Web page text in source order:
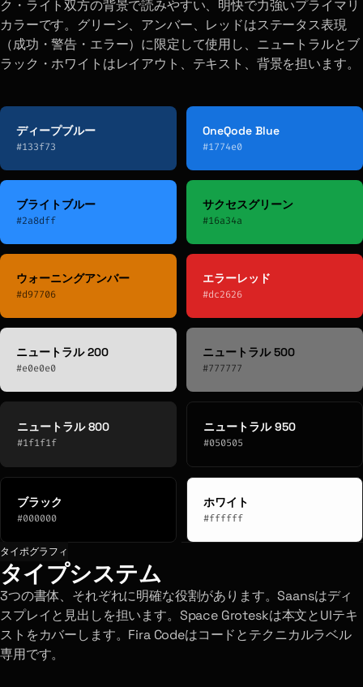
ク・ライト双方の背景で読みやすい、明快で力強いプライマリ
カラーです。グリーン、アンバー、レッドはステータス表現
（成功・警告・エラー）に限定して使用し、ニュートラルとブ
ラック・ホワイトはレイアウト、テキスト、背景を担います。
ディープブルー
#133f73
OneQode Blue
#1774e0
ブライトブルー
#2a8dff
サクセスグリーン
#16a34a
ウォーニングアンバー
#d97706
エラーレッド
#dc2626
ニュートラル 200
#e0e0e0
ニュートラル 500
#777777
ニュートラル 800
#1f1f1f
ニュートラル 950
#050505
ブラック
#000000
ホワイト
#ffffff
タイポグラフィ
タイプシステム
3つの書体、それぞれに明確な役割があります。Saansはディ
スプレイと見出しを担います。Space Groteskは本文とUIテキ
ストをカバーします。Fira Codeはコードとテクニカルラベル
専用です。